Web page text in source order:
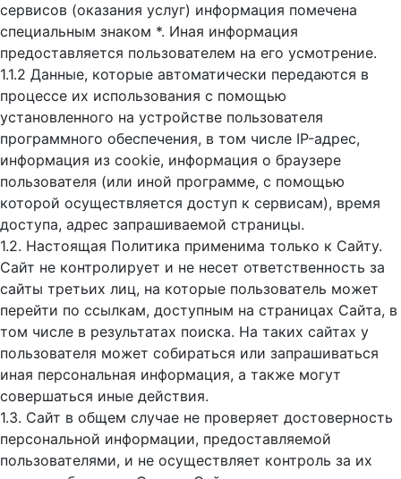
сервисов (оказания услуг) информация помечена
специальным знаком *. Иная информация
предоставляется пользователем на его усмотрение.
1.1.2 Данные, которые автоматически передаются в
процессе их использования с помощью
установленного на устройстве пользователя
программного обеспечения, в том числе IP-адрес,
информация из cookie, информация о браузере
пользователя (или иной программе, с помощью
которой осуществляется доступ к cервисам), время
доступа, адрес запрашиваемой страницы.
1.2. Настоящая Политика применима только к Сайту.
Сайт не контролирует и не несет ответственность за
сайты третьих лиц, на которые пользователь может
перейти по ссылкам, доступным на страницах Сайта, в
том числе в результатах поиска. На таких сайтах у
пользователя может собираться или запрашиваться
иная персональная информация, а также могут
совершаться иные действия.
1.3. Сайт в общем случае не проверяет достоверность
персональной информации, предоставляемой
пользователями, и не осуществляет контроль за их